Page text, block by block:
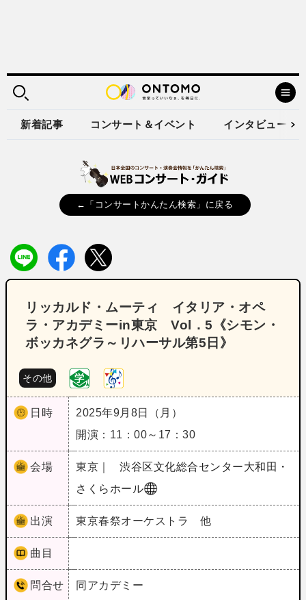
新着記事 コンサート＆イベント インタビュー
←「コンサートかんたん検索」に戻る
リッカルド・ムーティ イタリア・オペ
ラ・アカデミーin東京 Vol．5《シモン・
ボッカネグラ～リハーサル第5日》
その他
日時
2025年9月8日（月）
開演：11：00～17：30
会場 東京｜
渋谷区文化総合センター大和田・
さくらホール
出演 東京春祭オーケストラ 他
曲目
問合せ
同アカデミー